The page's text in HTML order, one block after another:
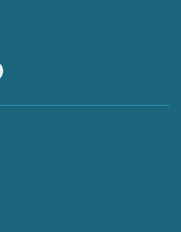
Instagram